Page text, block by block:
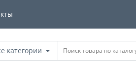
категории